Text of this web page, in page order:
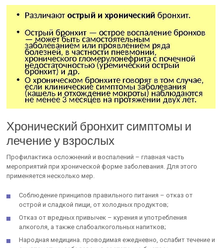
Хронический бронхит симптомы и
лечение у взрослых
Профилактика осложнений и воспалений – главная часть
мероприятий при хронической форме заболевания. Для этого
применяется несколько мер.
Соблюдение принципов правильного питания – отказ от
острой и сладкой пищи, от холодных продуктов;
Отказ от вредных привычек – курения и употребления
алкоголя, а также слабоалкогольных напитков;
Народная медицина. проводимая ежедневно, ослабит течение и